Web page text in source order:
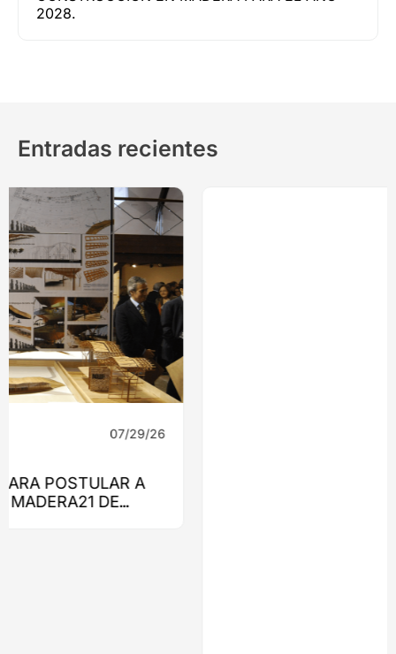
2028.
Entradas recientes
CAFÉ EL ULMO: UN PROYECTO QUE
ENCONTRÓ RESPUESTA EN LA MADERA